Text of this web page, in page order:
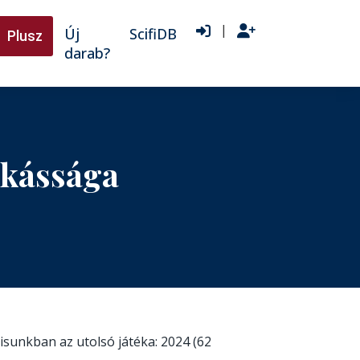
Plusz
Új
darab?
ScifiDB |
az utolsó játéka: 2024 (62